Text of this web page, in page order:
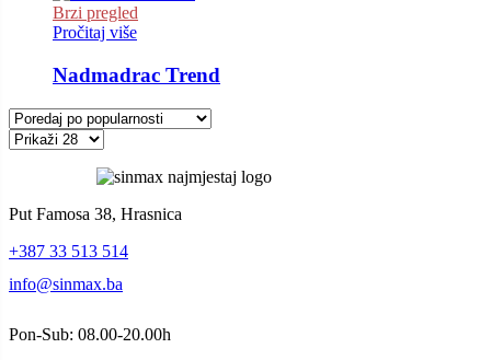
Brzi pregled
Pročitaj više
Nadmadrac Trend
Put Famosa 38, Hrasnica
+387 33 513 514
info@sinmax.ba
Pon-Sub: 08.00-20.00h